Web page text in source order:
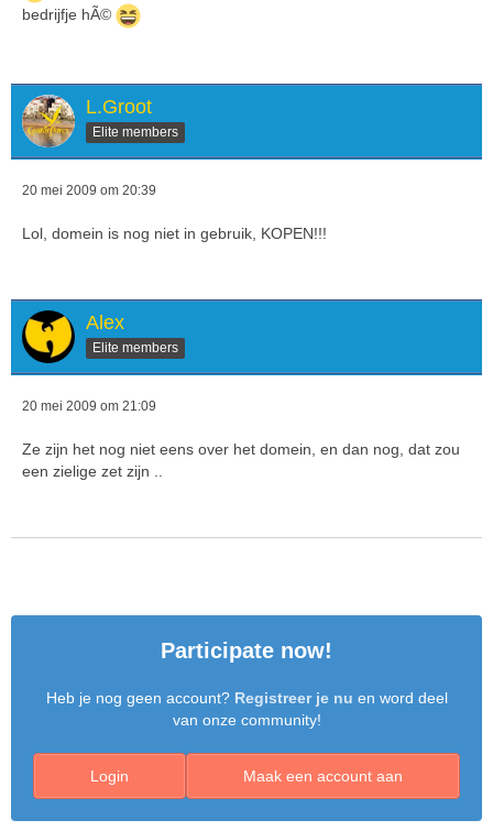
bedrijfje hÃ©
L.Groot
Elite members
20 mei 2009 om 20:39
Lol, domein is nog niet in gebruik, KOPEN!!!
Alex
Elite members
20 mei 2009 om 21:09
Ze zijn het nog niet eens over het domein, en dan nog, dat zou
een zielige zet zijn ..
Participate now!
Heb je nog geen account? Registreer je nu en word deel
van onze community!
Maak een account aan
Login